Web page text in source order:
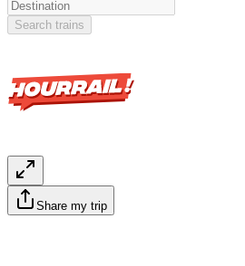
Search trains
Share my trip